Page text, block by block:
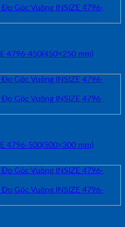
4796-450(450×250 mm)
4796-500(500×300 mm)